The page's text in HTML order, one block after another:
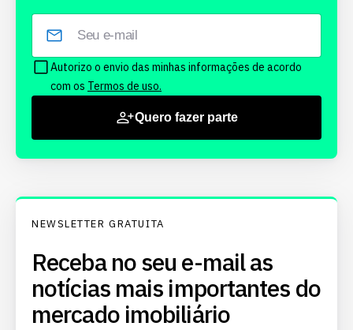
Autorizo o envio das minhas informações de acordo
com os Termos de uso.
Quero fazer parte
NEWSLETTER GRATUITA
Receba no seu e-mail as
notícias mais importantes do
mercado imobiliário